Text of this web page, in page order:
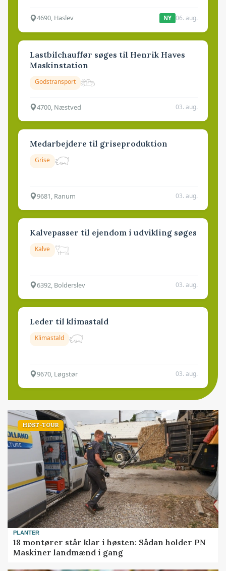
4690, Haslev NY 06. aug.
Lastbilchauffør søges til Henrik Haves
Maskinstation
Godstransport
4700, Næstved 03. aug.
Medarbejdere til griseproduktion
Grise
9681, Ranum 03. aug.
Kalvepasser til ejendom i udvikling søges
Kalve
6392, Bolderslev 03. aug.
Leder til klimastald
Klimastald
9670, Løgstør 03. aug.
HØST-TOUR
PLANTER
18 montører står klar i høsten: Sådan holder PN
Maskiner landmænd i gang